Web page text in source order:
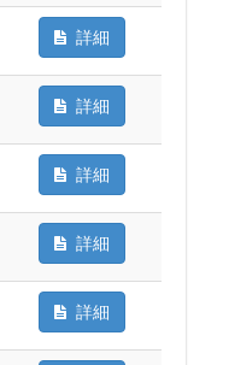
詳細
詳細
詳細
詳細
詳細